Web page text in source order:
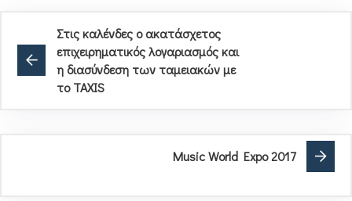
Στις καλένδες ο ακατάσχετος
επιχειρηματικός λογαριασμός και
η διασύνδεση των ταμειακών με
το TAXIS
Music World Expo 2017